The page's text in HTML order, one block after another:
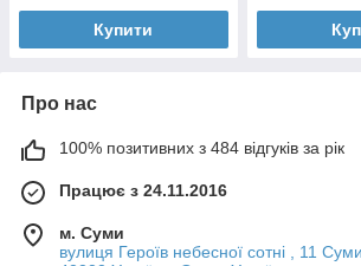
Купити
Про нас
100% позитивних з 484 відгуків за рік
Працює з 24.11.2016
м. Суми
вулиця Героїв небесної сотні , 11